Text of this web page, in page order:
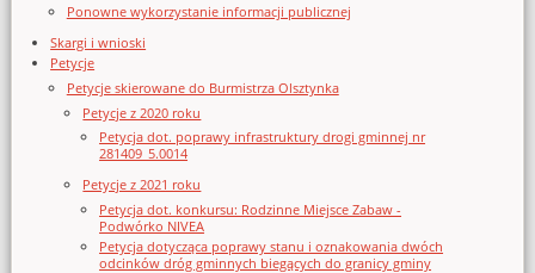
Ponowne wykorzystanie informacji publicznej
Skargi i wnioski
Petycje
Petycje skierowane do Burmistrza Olsztynka
Petycje z 2020 roku
Petycja dot. poprawy infrastruktury drogi gminnej nr
281409_5.0014
Petycje z 2021 roku
Petycja dot. konkursu: Rodzinne Miejsce Zabaw -
Podwórko NIVEA
Petycja dotycząca poprawy stanu i oznakowania dwóch
odcinków dróg gminnych biegących do granicy gminy